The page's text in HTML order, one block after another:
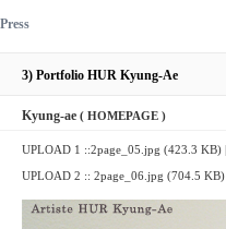
Press
3) Portfolio HUR Kyung-Ae
Kyung-ae ( HOMEPAGE )
UPLOAD 1 ::2page_05.jpg (423.3 KB)
UPLOAD 2 :: 2page_06.jpg (704.5 KB)